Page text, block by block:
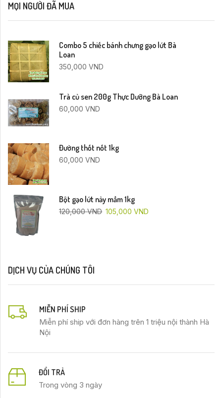
MỌI NGƯỜI ĐÃ MUA
Combo 5 chiếc bánh chưng gạo lứt Bà
Loan
350,000VND
Trà củ sen 200g Thực Dưỡng Bà Loan
60,000VND
Đường thốt nốt 1kg
60,000VND
Bột gạo lứt nảy mầm 1kg
120,000VND 105,000VND
DỊCH VỤ CỦA CHÚNG TÔI
MIỄN PHÍ SHIP
Miễn phí ship với đơn hàng trên 1 triệu nội thành Hà
Nội
ĐỔI TRẢ
Trong vòng 3 ngày